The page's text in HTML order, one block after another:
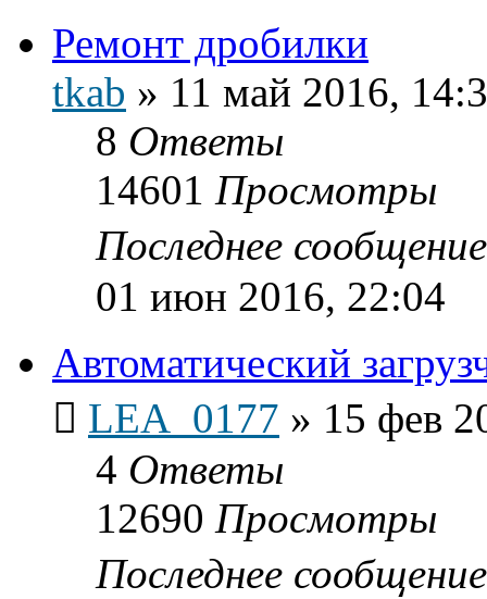
Ремонт дробилки
tkab » 11 май 2016,
8 Ответы
14601 Просмотры
Последнее
01 июн 2016, 22:04
Автоматический
LEA_0177 » 15 фев
4 Ответы
12690 Просмотры
Последнее